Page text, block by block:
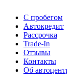
С пробегом
Автокредит
Рассрочка
Trade-In
Отзывы
Контакты
Об